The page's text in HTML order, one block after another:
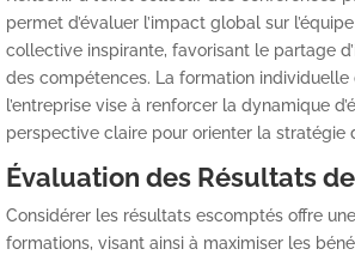
permet d’évaluer l’impact global sur
collective inspirante, favorisant le partage
des compétences. La formation
l’entreprise vise à renforcer la dynamique
perspective claire pour orienter la stratégie
Évaluation des Résultats
Considérer les résultats escomptés offre
formations, visant ainsi à maximiser les